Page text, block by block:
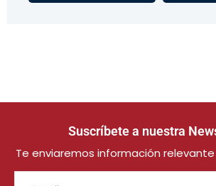
Suscríbete a nuestra
Te enviaremos información